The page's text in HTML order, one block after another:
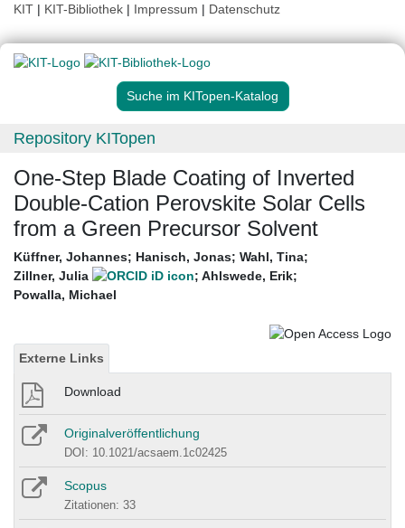
KIT | KIT-Bibliothek | Impressum | Datenschutz
Suche im KITopen-Katalog
Repository KITopen
One-Step Blade Coating of Inverted
Double-Cation Perovskite Solar Cells
from a Green Precursor Solvent
Küffner, Johannes; Hanisch, Jonas; Wahl, Tina;
Zillner, Julia
; Ahlswede, Erik;
Powalla, Michael
Externe Links
Download
Originalveröffentlichung
DOI: 10.1021/acsaem.1c02425
Scopus
Zitationen: 33